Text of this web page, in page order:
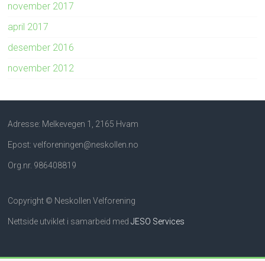
november 2017
april 2017
desember 2016
november 2012
Adresse: Melkevegen 1, 2165 Hvam
Epost: velforeningen@neskollen.no
Org.nr. 986408819
Copyright © Neskollen Velforening
Nettside utviklet i samarbeid medJESO Services